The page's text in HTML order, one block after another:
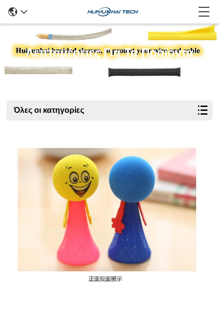
Λεπτομέρειες Για Τα Προϊόντα
Όλες οι κατηγορίες